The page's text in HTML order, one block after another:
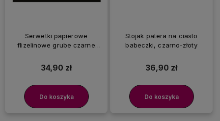
Serwetki papierowe
flizelinowe grube czarne
34,90 zł
Do koszyka
Stojak patera na ciasto
babeczki, czarno-złoty
36,90 zł
Do koszyka